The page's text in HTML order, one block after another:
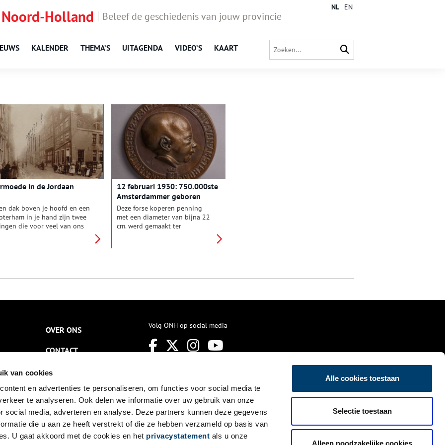
van cookies
en advertenties te personaliseren, om functies voor social media te
te analyseren. Ook delen we informatie over uw gebruik van onze
social media, adverteren en analyse. Deze partners kunnen deze gegevens
die u aan ze heeft verstrekt of die ze hebben verzameld op basis van
U gaat akkoord met de cookies en het privacystatement als u onze
Alle cookies toestaan
Selectie toestaan
Alleen noodzakelijke cookies
Holland Beleef de geschiedenis van jouw provincie
KALENDER THEMA’S UITAGENDA VIDEO’S KAART
NL EN
in de Jordaan
dak boven je hoofd en een
in je hand zijn twee
die voor veel van ons
wel het beroemdste
Het plat Amsterdams dat hier
Johnny Jordaan vormen het
tegenwoordig van de Jordaan
Wat in dit beeld echter
wordt weggelaten is de
bittere armoede waarin de
leefden.
12 februari 1930: 750.000ste
Amsterdammer geboren
Deze forse koperen penning
met een diameter van bijna 22
cm. werd gemaakt ter
OVER ONS
CONTACT
NIEUWSBRIEF
DISCLAIMER
PRIVACY
TOEGANKELIJKHEID
Volg ONH op social media